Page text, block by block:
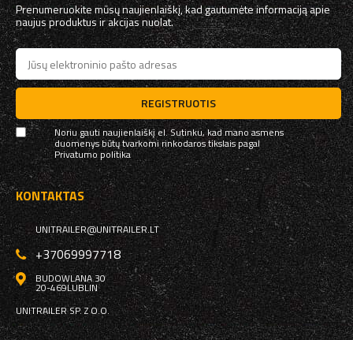
Prenumeruokite mūsų naujienlaiškį, kad gautumėte informaciją apie
naujus produktus ir akcijas nuolat.
REGISTRUOTIS
Noriu gauti naujienlaiškį el. Sutinku, kad mano asmens
duomenys būtų tvarkomi rinkodaros tikslais pagal
Privatumo politika
KONTAKTAS
UNITRAILER@UNITRAILER.LT
+37069997718
BUDOWLANA 30
20-469LUBLIN
UNITRAILER SP. Z O.O.